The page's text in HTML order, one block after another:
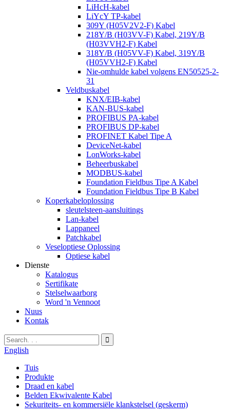
LiHcH-kabel
LiYcY TP-kabel
309Y (H05V2V2-F) Kabel
218Y/B (H03VV-F) Kabel, 219Y/B
(H03VVH2-F) Kabel
318Y/B (H05VV-F) Kabel, 319Y/B
(H05VVH2-F) Kabel
Nie-omhulde kabel volgens EN50525-2-
31
Veldbuskabel
KNX/EIB-kabel
KAN-BUS-kabel
PROFIBUS PA-kabel
PROFIBUS DP-kabel
PROFINET Kabel Tipe A
DeviceNet-kabel
LonWorks-kabel
Beheerbuskabel
MODBUS-kabel
Foundation Fieldbus Tipe A Kabel
Foundation Fieldbus Tipe B Kabel
Koperkabeloplossing
sleutelsteen-aansluitings
Lan-kabel
Lappaneel
Patchkabel
Veseloptiese Oplossing
Optiese kabel
Dienste
Katalogus
Sertifikate
Stelselwaarborg
Word 'n Vennoot
Nuus
Kontak
English
Tuis
Produkte
Draad en kabel
Belden Ekwivalente Kabel
Sekuriteits- en kommersiële klankstelsel (geskerm)